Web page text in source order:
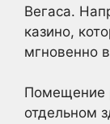
Вегаса.
казино,
мгновенно
Помещение
отдельном